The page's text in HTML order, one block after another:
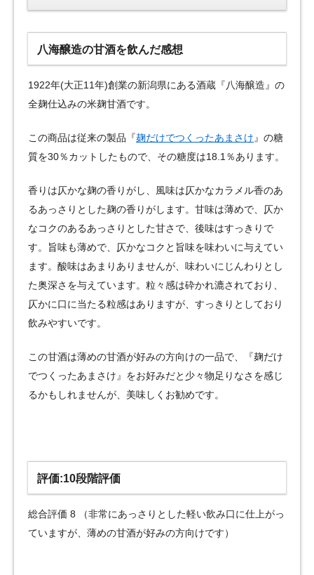
八海醸造の甘酒を飲んだ感想
1922年(大正11年)創業の新潟県にある酒蔵『八海醸造』の
全麹仕込みの米麹甘酒です。
この商品は従来の製品『麹だけでつくったあまさけ』の糖
質を30％カットしたもので、その糖度は18.1％あります。
香りは仄かな麹の香りがし、風味は仄かなカラメル香のあ
るあっさりとした麹の香りがします。甘味は薄めで、仄か
なコクのあるあっさりとした甘さで、後味はすっきりで
す。旨味も薄めで、仄かなコクと旨味を味わいに与えてい
ます。酸味はあまりありませんが、味わいにじんわりとし
た奥深さを与えています。粒々感は砕かれ漉されており、
仄かに口に当たる粒感はありますが、すっきりとしており
飲みやすいです。
この甘酒は薄めの甘酒が好みの方向けの一品で、『麹だけ
でつくったあまさけ』をお好みだと少々物足りなさを感じ
るかもしれませんが、美味しくお勧めです。
評価:10段階評価
総合評価 8 （非常にあっさりとした軽い飲み口に仕上がっ
ていますが、薄めの甘酒が好みの方向けです）